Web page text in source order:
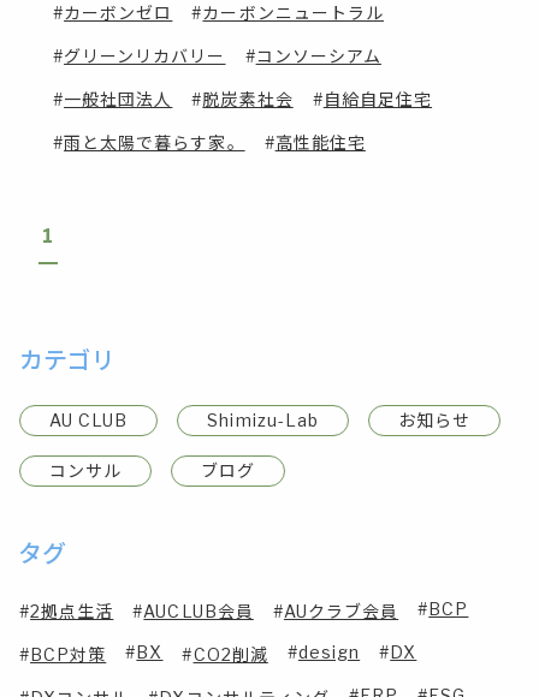
カーボンゼロ カーボンニュートラル
グリーンリカバリー コンソーシアム
一般社団法人 脱炭素社会 自給自足住宅
雨と太陽で暮らす家。 高性能住宅
1
カテゴリ
AU CLUB Shimizu-Lab お知らせ
コンサル ブログ
タグ
2拠点生活 AUCLUB会員 AUクラブ会員 BCP
BCP対策 BX CO2削減 design DX